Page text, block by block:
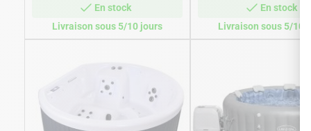
En stock
Livraison sous 5/10 jours
En stock
Livraison sous 5/10